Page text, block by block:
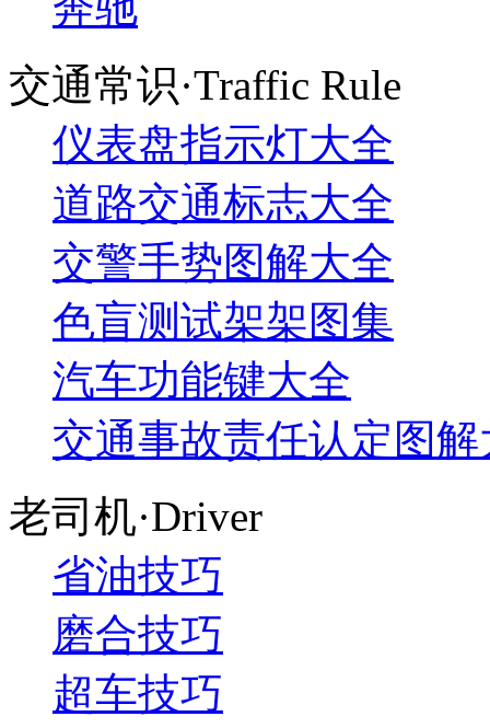
交通常识·Traffic Rule
仪表盘指示灯大全
道路交通标志大全
交警手势图解大全
色盲测试架架图集
汽车功能键大全
交通事故责任认定图解
老司机·Driver
省油技巧
磨合技巧
超车技巧